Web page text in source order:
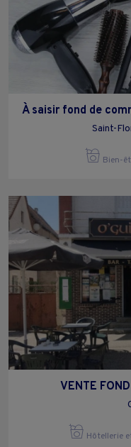
À saisir fond de
Saint-
Bien-
VENTE
Hôtellerie